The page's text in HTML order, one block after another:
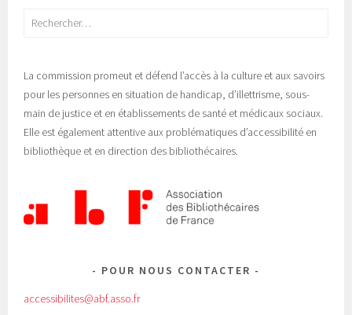
Rechercher :
La commission promeut et défend l’accès à la culture et aux savoirs
pour les personnes en situation de handicap, d’illettrisme, sous-
main de justice et en établissements de santé et médicaux sociaux.
Elle est également attentive aux problématiques d’accessibilité en
bibliothèque et en direction des bibliothécaires.
POUR NOUS CONTACTER
accessibilites@abf.asso.fr